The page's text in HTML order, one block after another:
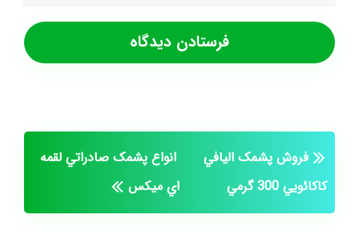
فروش پشمک اليافي
کاکائويي 300 گرمي
انواع پشمک صادراتي لقمه
اي ميکس